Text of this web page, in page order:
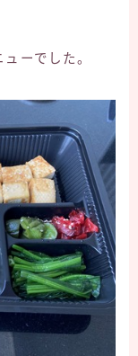
ーでした。